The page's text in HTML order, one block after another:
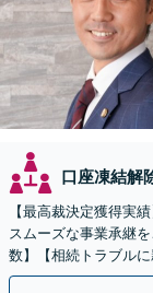
口座凍結解
【最高裁決定獲得実
スムーズな事業承継
数】【相続トラブル
／遺言書作成も丁寧